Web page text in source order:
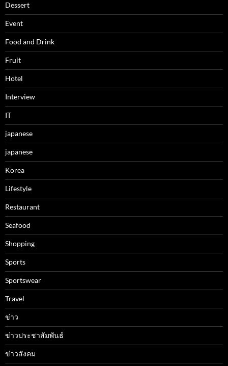
Dessert
Event
Food and Drink
Fruit
Hotel
Interview
IT
japanese
japanese
Korea
Lifestyle
Restaurant
Seafood
Shopping
Sports
Sportswear
Travel
ข่าว
ข่าวประชาสัมพันธ์
ข่าวสังคม